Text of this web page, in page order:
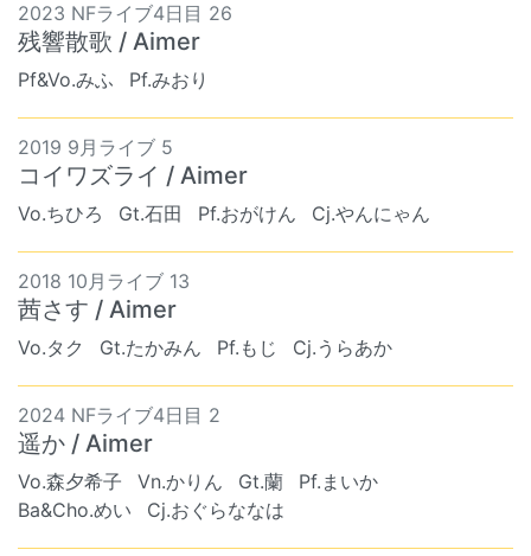
2023 NFライブ4日目 26
残響散歌 / Aimer
Pf&Vo.みふ Pf.みおり
2019 9月ライブ 5
コイワズライ / Aimer
Vo.ちひろ Gt.石田 Pf.おがけん Cj.やんにゃん
2018 10月ライブ 13
茜さす / Aimer
Vo.タク Gt.たかみん Pf.もじ Cj.うらあか
2024 NFライブ4日目 2
遥か / Aimer
Vo.森夕希子 Vn.かりん Gt.蘭
Pf.まいか
Ba&Cho.めい
Cj.おぐらななは